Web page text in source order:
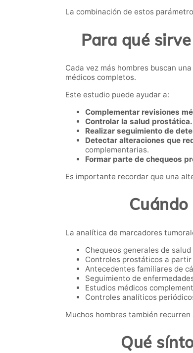
La combinación de estos
Para qué
Cada vez más hombres buscan
médicos completos.
Este estudio puede ayudar a:
Complementar revisiones
Controlar la salud prostática.
Realizar seguimiento de
Detectar alteraciones que
complementarias.
Formar parte de chequeos
Es importante recordar que una
La analítica de marcadores
Chequeos generales de
Controles prostáticos a
Antecedentes familiares de
Seguimiento de
Estudios médicos
Controles analíticos
Muchos hombres también
Qué